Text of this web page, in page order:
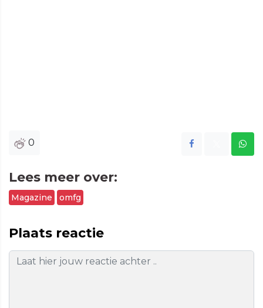
0
Lees meer over:
Magazine omfg
Plaats reactie